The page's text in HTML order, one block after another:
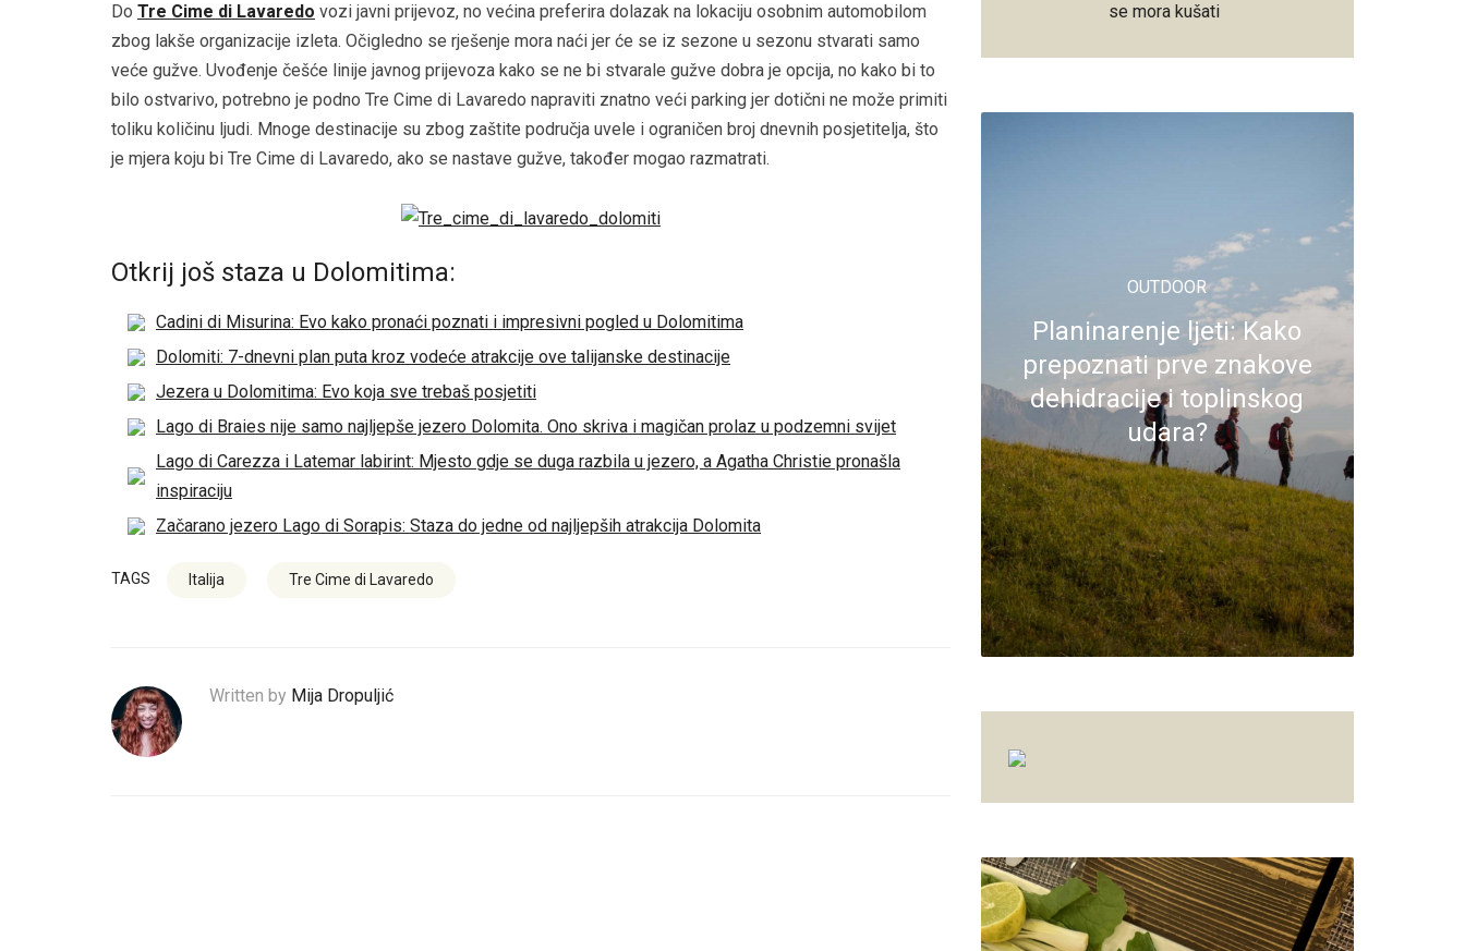
Do Tre Cime di Lavaredo vozi javni prijevoz, no većina preferira dolazak na lokaciju osobnim automobilom
zbog lakše organizacije izleta. Očigledno se rješenje mora naći jer će se iz sezone u sezonu stvarati samo
veće gužve. Uvođenje češće linije javnog prijevoza kako se ne bi stvarale gužve dobra je opcija, no kako bi to
bilo ostvarivo, potrebno je podno Tre Cime di Lavaredo napraviti znatno veći parking jer dotični ne može primiti
toliku količinu ljudi. Mnoge destinacije su zbog zaštite područja uvele i ograničen broj dnevnih posjetitelja, što
je mjera koju bi Tre Cime di Lavaredo, ako se nastave gužve, također mogao razmatrati.
Otkrij još staza u Dolomitima:
Cadini di Misurina: Evo kako pronaći poznati i impresivni pogled u Dolomitima
Dolomiti: 7-dnevni plan puta kroz vodeće atrakcije ove talijanske destinacije
Jezera u Dolomitima: Evo koja sve trebaš posjetiti
Lago di Braies nije samo najljepše jezero Dolomita. Ono skriva i magičan prolaz u podzemni svijet
Lago di Carezza i Latemar labirint: Mjesto gdje se duga razbila u jezero, a Agatha Christie pronašla
inspiraciju
Začarano jezero Lago di Sorapis: Staza do jedne od najljepših atrakcija Dolomita
TAGS Italija Tre Cime di Lavaredo
Written by Mija Dropuljić
se mora kušati
OUTDOOR
Planinarenje ljeti: Kako
prepoznati prve znakove
dehidracije i toplinskog
udara?